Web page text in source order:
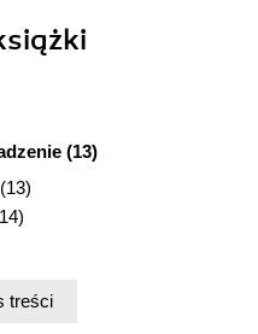
(13)
treści